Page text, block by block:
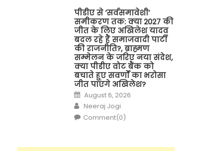
पीडीए से ‘सर्वसमावेशी’
समीकरण तक: क्या 2027 की
जीत के लिए अखिलेश यादव
बदल रहे हैं समाजवादी पार्टी
की राजनीति?, ब्राह्मण
सम्मेलन के जरिए नया संदेश,
क्या पीडीए वोट बैंक को
बचाते हुए सवर्णों का भरोसा
जीत पाएंगे अखिलेश?
Posted
on
August 6, 2026
Author
Neeraj Jogi
Comment(0)